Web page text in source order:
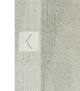
Previous